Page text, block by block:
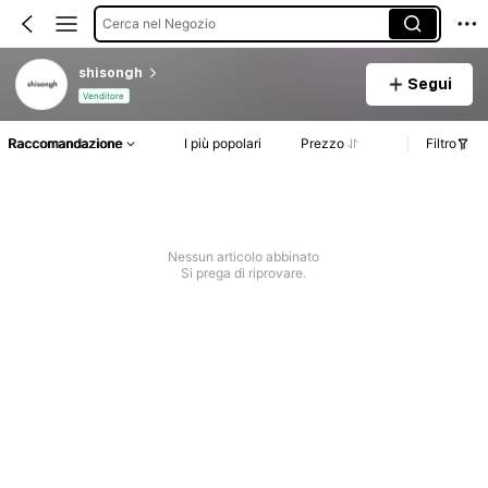
Cerca nel Negozio
shisongh
Venditore
Segui
Raccomandazione I più popolari Prezzo Filtro
Nessun articolo abbinato
Si prega di riprovare.